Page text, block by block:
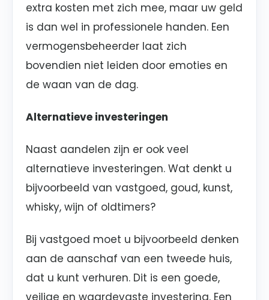
extra kosten met zich mee, maar uw geld
is dan wel in professionele handen. Een
vermogensbeheerder laat zich
bovendien niet leiden door emoties en
de waan van de dag.
Alternatieve investeringen
Naast aandelen zijn er ook veel
alternatieve investeringen. Wat denkt u
bijvoorbeeld van vastgoed, goud, kunst,
whisky, wijn of oldtimers?
Bij vastgoed moet u bijvoorbeeld denken
aan de aanschaf van een tweede huis,
dat u kunt verhuren. Dit is een goede,
veilige en waardevaste investering. Een